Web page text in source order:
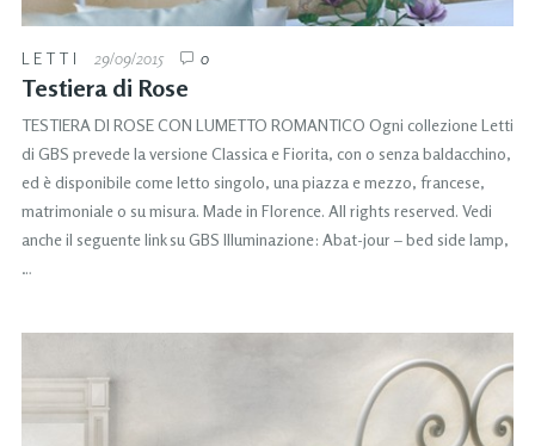
LETTI 29/09/2015 0
Testiera di Rose
TESTIERA DI ROSE CON LUMETTO ROMANTICO Ogni collezione Letti
di GBS prevede la versione Classica e Fiorita, con o senza baldacchino,
ed è disponibile come letto singolo, una piazza e mezzo, francese,
matrimoniale o su misura. Made in Florence. All rights reserved. Vedi
anche il seguente link su GBS Illuminazione: Abat-jour – bed side lamp,
…